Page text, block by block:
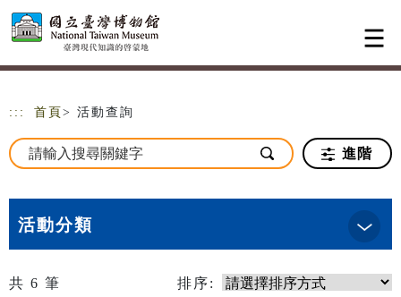
跳到主要內容
網站導覽
::: 首頁 > 活動查詢
進階
活動分類
共 6 筆 排序: